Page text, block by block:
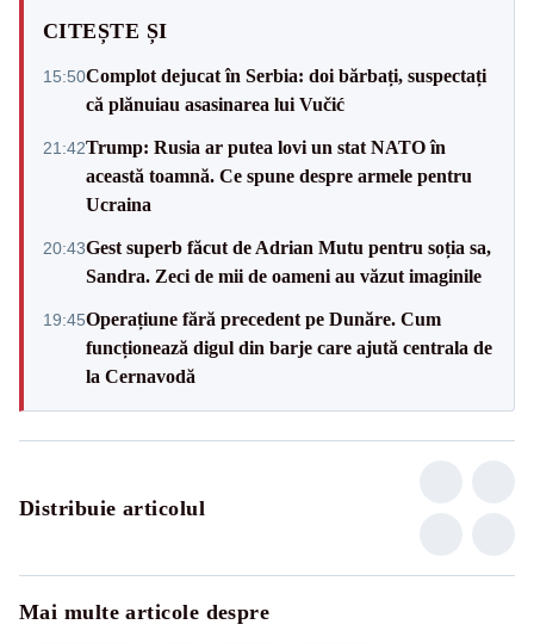
CITEȘTE ȘI
15:50Complot dejucat în Serbia: doi bărbați, suspectați
că plănuiau asasinarea lui Vučić
21:42Trump: Rusia ar putea lovi un stat NATO în
această toamnă. Ce spune despre armele pentru
Ucraina
20:43Gest superb făcut de Adrian Mutu pentru soția sa,
Sandra. Zeci de mii de oameni au văzut imaginile
19:45Operațiune fără precedent pe Dunăre. Cum
funcționează digul din barje care ajută centrala de
la Cernavodă
Distribuie articolul
Mai multe articole despre